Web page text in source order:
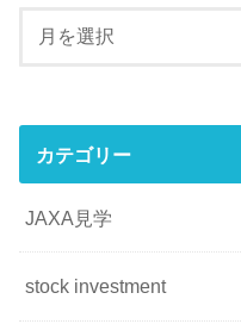
カテゴリー
JAXA見学
stock investment